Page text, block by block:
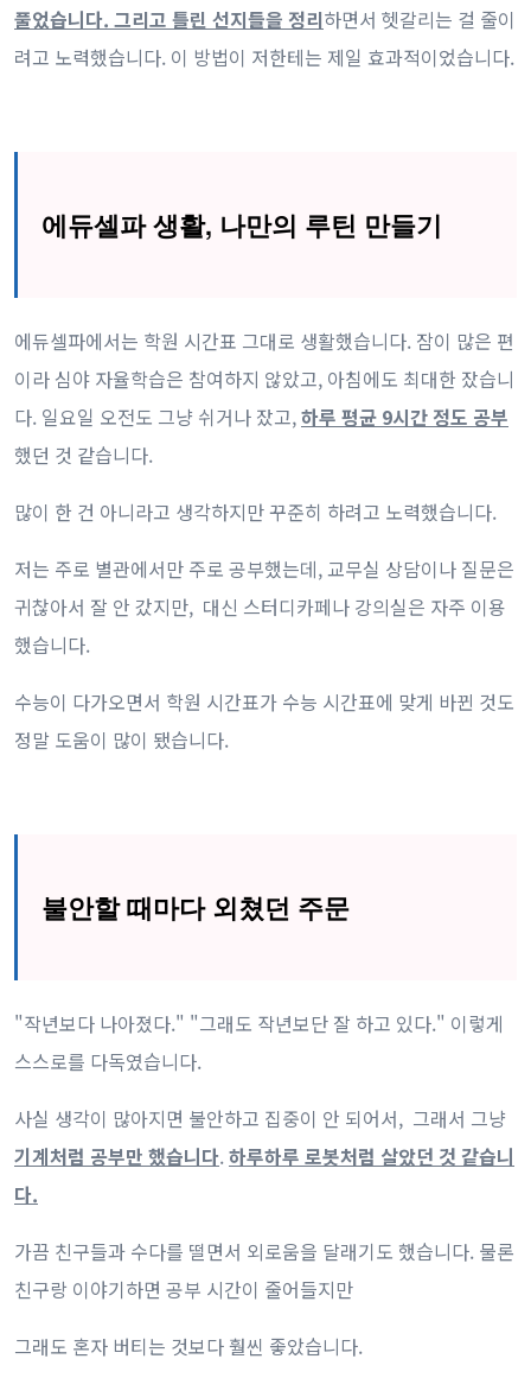
풀었습니다. 그리고 틀린 선지들을 정리하면서 헷갈리는 걸 줄이
려고 노력했습니다. 이 방법이 저한테는 제일 효과적이었습니다.
에듀셀파 생활, 나만의 루틴 만들기
에듀셀파에서는 학원 시간표 그대로 생활했습니다. 잠이 많은 편
이라 심야 자율학습은 참여하지 않았고, 아침에도 최대한 잤습니
다. 일요일 오전도 그냥 쉬거나 잤고,하루 평균 9시간 정도 공부
했던 것 같습니다.
많이 한 건 아니라고 생각하지만 꾸준히 하려고 노력했습니다.
저는 주로 별관에서만 주로 공부했는데, 교무실 상담이나 질문은
귀찮아서 잘 안 갔지만, 대신 스터디카페나 강의실은 자주 이용
했습니다.
수능이 다가오면서 학원 시간표가 수능 시간표에 맞게 바뀐 것도
정말 도움이 많이 됐습니다.
불안할 때마다 외쳤던 주문
"작년보다 나아졌다." "그래도 작년보단 잘 하고 있다." 이렇게
스스로를 다독였습니다.
사실 생각이 많아지면 불안하고 집중이 안 되어서, 그래서 그냥
기계처럼 공부만 했습니다.하루하루 로봇처럼 살았던 것 같습니
다.
가끔 친구들과 수다를 떨면서 외로움을 달래기도 했습니다. 물론
친구랑 이야기하면 공부 시간이 줄어들지만
그래도 혼자 버티는 것보다 훨씬 좋았습니다.